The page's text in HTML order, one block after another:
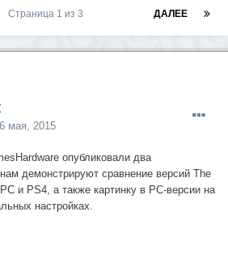
ДАЛЕЕ
Страница 1 из 3
мая, 2015
опубликовали два
демонстрируют сравнение версий The
и PS4, а также картинку в РС-версии на
настройках.